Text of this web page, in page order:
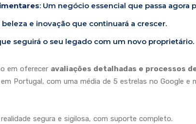
: Um negócio essencial que passa agora
e inovação que continuará a crescer.
seguirá o seu legado com um novo proprietário.
em oferecer avaliações detalhadas e processos
Portugal, com uma média de 5 estrelas no Google e
segura e sigilosa, com suporte completo.